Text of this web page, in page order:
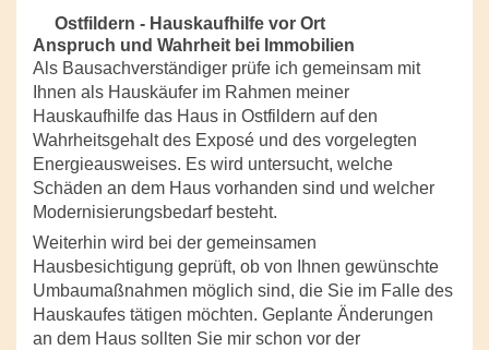
Ostfildern - Hauskaufhilfe vor Ort
Anspruch und Wahrheit bei Immobilien
Als Bausachverständiger prüfe ich gemeinsam mit
Ihnen als Hauskäufer im Rahmen meiner
Hauskaufhilfe das Haus in Ostfildern auf den
Wahrheitsgehalt des Exposé und des vorgelegten
Energieausweises. Es wird untersucht, welche
Schäden an dem Haus vorhanden sind und welcher
Modernisierungsbedarf besteht.
Weiterhin wird bei der gemeinsamen
Hausbesichtigung geprüft, ob von Ihnen gewünschte
Umbaumaßnahmen möglich sind, die Sie im Falle des
Hauskaufes tätigen möchten. Geplante Änderungen
an dem Haus sollten Sie mir schon vor der